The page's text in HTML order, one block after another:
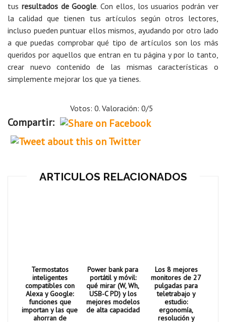
tus resultados de Google. Con ellos, los usuarios podrán ver
la calidad que tienen tus artículos según otros lectores,
incluso pueden puntuar ellos mismos, ayudando por otro lado
a que puedas comprobar qué tipo de artículos son los más
queridos por aquellos que entran en tu página y por lo tanto,
crear nuevo contenido de las mismas características o
simplemente mejorar los que ya tienes.
Votos: 0. Valoración: 0/5
Compartir:
ARTICULOS RELACIONADOS
Termostatos
inteligentes
compatibles con
Alexa y Google:
funciones que
importan y las que
ahorran de
Power bank para
portátil y móvil:
qué mirar (W, Wh,
USB-C PD) y los
mejores modelos
de alta capacidad
Los 8 mejores
monitores de 27
pulgadas para
teletrabajo y
estudio:
ergonomía,
resolución y